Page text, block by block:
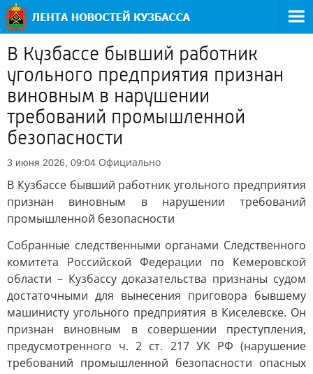
В Кузбассе бывший работник
угольного предприятия признан
виновным в нарушении
требований промышленной
безопасности
3 июня 2026, 09:04 Официально
В Кузбассе бывший работник угольного предприятия
признан виновным в нарушении требований
промышленной безопасности
Собранные следственными органами Следственного
комитета Российской Федерации по Кемеровской
области – Кузбассу доказательства признаны судом
достаточными для вынесения приговора бывшему
машинисту угольного предприятия в Киселевске. Он
признан виновным в совершении преступления,
предусмотренного ч. 2 ст. 217 УК РФ (нарушение
требований промышленной безопасности опасных